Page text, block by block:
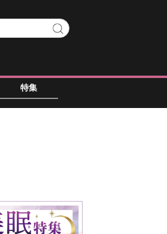
特集